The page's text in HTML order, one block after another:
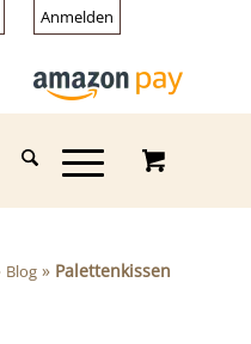
Anmelden
Blog» Palettenkissen